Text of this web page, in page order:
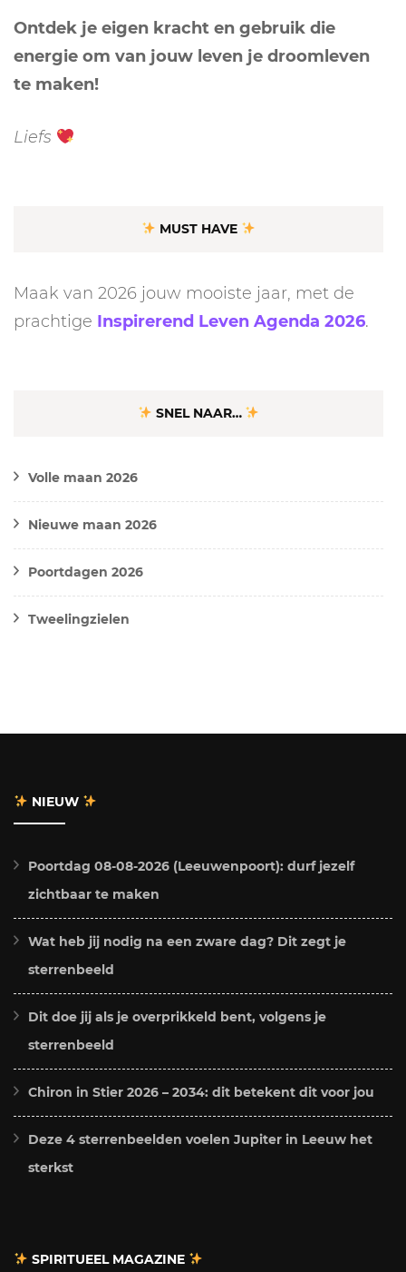
Ontdek je eigen kracht en gebruik die
energie om van jouw leven je droomleven
te maken!
Liefs
MUST HAVE
Maak van 2026 jouw mooiste jaar, met de
prachtige Inspirerend Leven Agenda 2026.
SNEL NAAR…
Volle maan 2026
Nieuwe maan 2026
Poortdagen 2026
Tweelingzielen
NIEUW
Poortdag 08-08-2026 (Leeuwenpoort): durf jezelf
zichtbaar te maken
Wat heb jij nodig na een zware dag? Dit zegt je
sterrenbeeld
Dit doe jij als je overprikkeld bent, volgens je
sterrenbeeld
Chiron in Stier 2026 – 2034: dit betekent dit voor jou
Deze 4 sterrenbeelden voelen Jupiter in Leeuw het
sterkst
SPIRITUEEL MAGAZINE